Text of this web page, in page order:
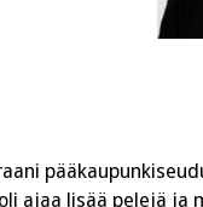
ajaa lisää pelejä ja